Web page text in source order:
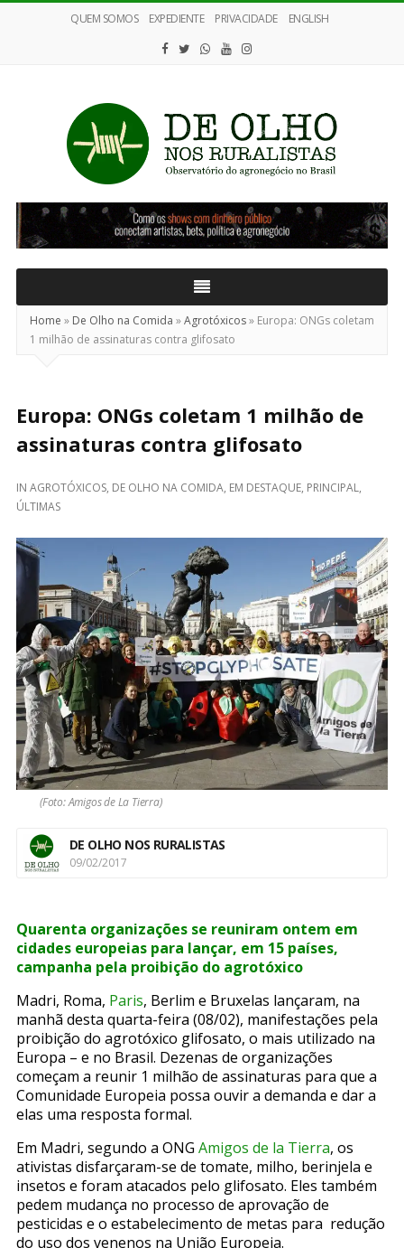
QUEM SOMOS EXPEDIENTE PRIVACIDADE ENGLISH
Olho
nos
Ruralistas
Home » De Olho na Comida »Agrotóxicos» Europa: ONGs coletam
1 milhão de assinaturas contra glifosato
Europa: ONGs coletam 1 milhão de
assinaturas contra glifosato
IN AGROTÓXICOS, DE OLHO NA COMIDA, EM DESTAQUE, PRINCIPAL,
ÚLTIMAS
(Foto: Amigos de La Tierra)
DE OLHO NOS RURALISTAS
09/02/2017
Quarenta organizações se reuniram ontem em
cidades europeias para lançar, em 15 países,
campanha pela proibição do agrotóxico
Madri, Roma, Paris, Berlim e Bruxelas lançaram, na
manhã desta quarta-feira (08/02), manifestações pela
proibição do agrotóxico glifosato, o mais utilizado na
Europa – e no Brasil. Dezenas de organizações
começam a reunir 1 milhão de assinaturas para que a
Comunidade Europeia possa ouvir a demanda e dar a
elas uma resposta formal.
Em Madri, segundo a ONG Amigos de la Tierra, os
ativistas disfarçaram-se de tomate, milho, berinjela e
insetos e foram atacados pelo glifosato. Eles também
pedem mudança no processo de aprovação de
pesticidas e o estabelecimento de metas para redução
do uso dos venenos na União Europeia.